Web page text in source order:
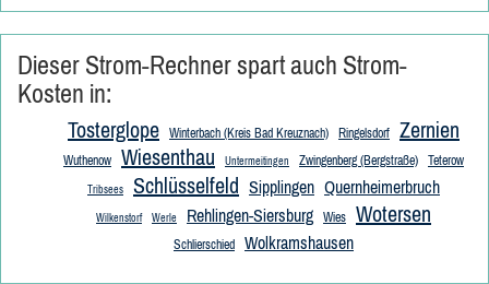
Dieser Strom-Rechner spart auch Strom-
Kosten in:
Tosterglope Winterbach (Kreis Bad Kreuznach) Ringelsdorf Zernien
Wuthenow Wiesenthau Untermeitingen Zwingenberg (Bergstraße) Teterow
Tribsees Schlüsselfeld Sipplingen Quernheimerbruch
Wilkenstorf Werle Rehlingen-Siersburg Wies Wotersen
Schlierschied Wolkramshausen